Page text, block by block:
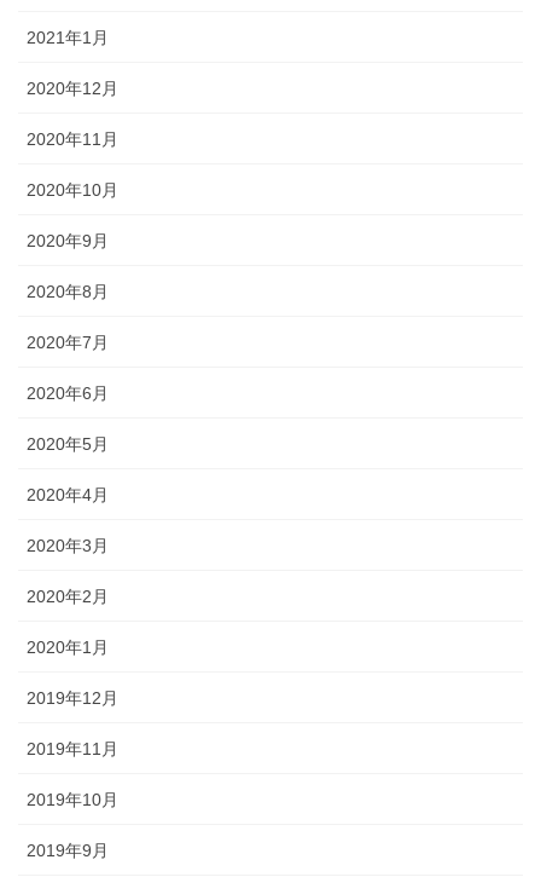
2021年1月
2020年12月
2020年11月
2020年10月
2020年9月
2020年8月
2020年7月
2020年6月
2020年5月
2020年4月
2020年3月
2020年2月
2020年1月
2019年12月
2019年11月
2019年10月
2019年9月